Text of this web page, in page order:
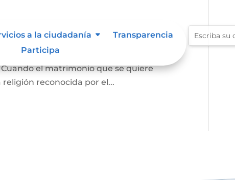
a la ciudadanía
Transparencia
Participa
notaría, siempre que las partes estén
el matrimonio que se quiere
reconocida por el...